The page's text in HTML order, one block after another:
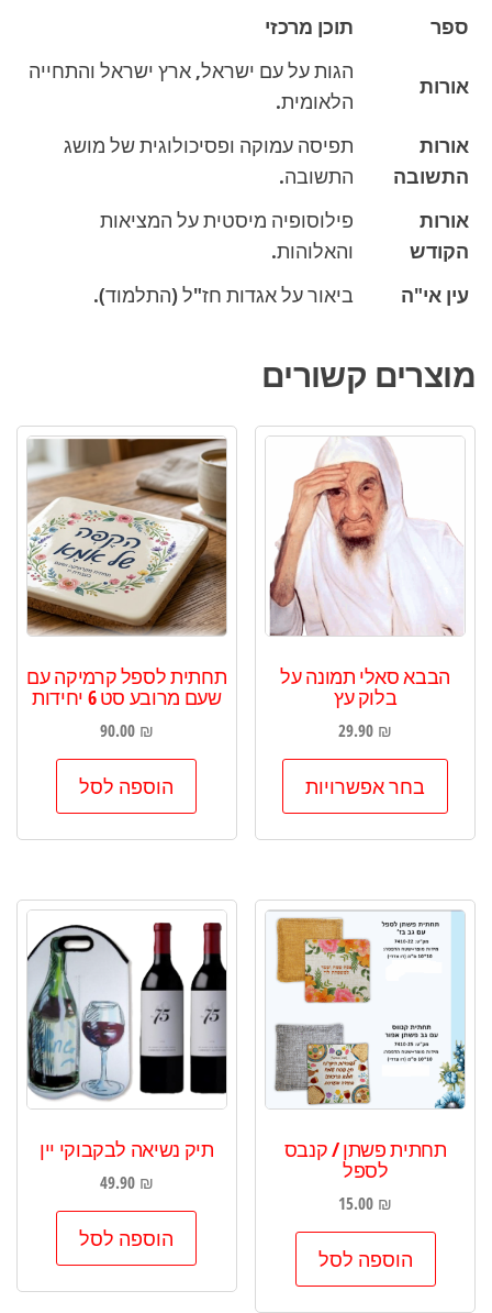
ספר תוכן מרכזי
אורות
הגות על עם ישראל, ארץ ישראל והתחייה
הלאומית.
אורות
התשובה
תפיסה עמוקה ופסיכולוגית של מושג
התשובה.
אורות
הקודש
פילוסופיה מיסטית על המציאות
והאלוהות.
עין אי"ה
ביאור על אגדות חז"ל (התלמוד).
מוצרים קשורים
הבבא סאלי תמונה על
בלוק עץ
29.90 ₪
בחר אפשרויות
למוצר
ניתן
לבחור
את
האפשרויות
בעמוד
המוצר
תחתית לספל קרמיקה עם
שעם מרובע סט 6 יחידות
90.00 ₪
הוספה לסל
תחתית פשתן / קנבס
לספל
15.00 ₪
הוספה לסל
תיק נשיאה לבקבוקי יין
49.90 ₪
הוספה לסל